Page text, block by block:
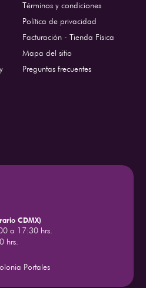
Términos y condiciones
Política de privacidad
Facturación - Tienda Física
Mapa del sitio
Preguntas frecuentes
CDMX)
a 17:30 hrs.
hrs.
Portales